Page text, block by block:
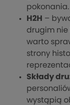
pokonania.
H2H –
drugim nie
warto
strony
Składy
wystąpią